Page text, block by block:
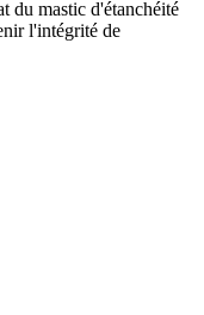
du mastic d'étanchéité
l'intégrité de